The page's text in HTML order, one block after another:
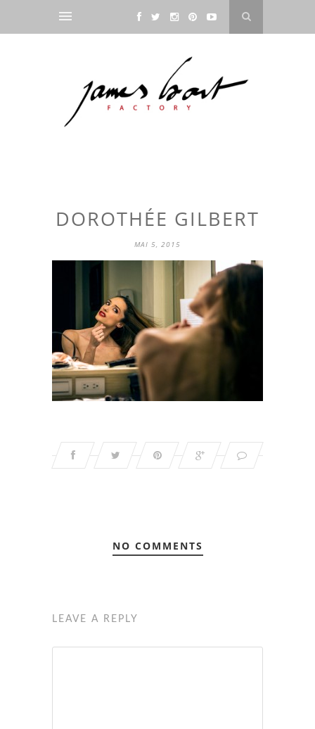
DOROTHÉE GILBERT
MAI 5, 2015
NO COMMENTS
LEAVE A REPLY